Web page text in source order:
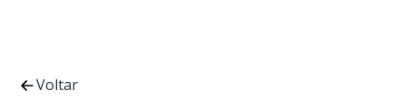
Voltar